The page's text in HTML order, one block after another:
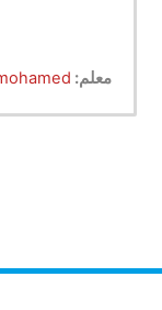
معلم: